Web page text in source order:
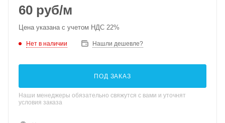
60 руб/м
Цена указана с учетом НДС 22%
Нет в наличии Нашли дешевле?
ПОД ЗАКАЗ
Наши менеджеры обязательно свяжутся с вами и уточнят
условия заказа